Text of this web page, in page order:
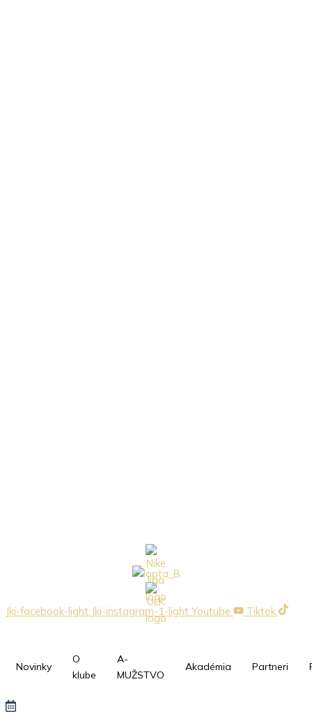
Jki-facebook-light Jki-instagram-1-light Youtube Tiktok
Novinky
O
klube
A-
MUŽSTVO
Akadémia Partneri